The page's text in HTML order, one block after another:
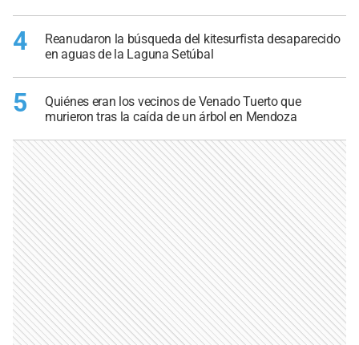
4
Reanudaron la búsqueda del kitesurfista desaparecido
en aguas de la Laguna Setúbal
5
Quiénes eran los vecinos de Venado Tuerto que
murieron tras la caída de un árbol en Mendoza